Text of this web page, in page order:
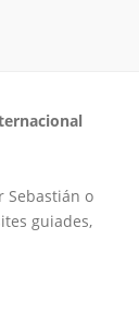
Sebastián o
guiades,